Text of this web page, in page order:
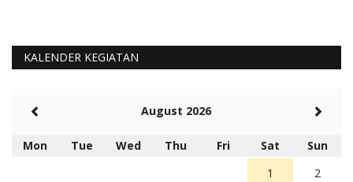
KALENDER KEGIATAN
August 2026
Mon Tue Wed Thu Fri Sat
Sun
1
2